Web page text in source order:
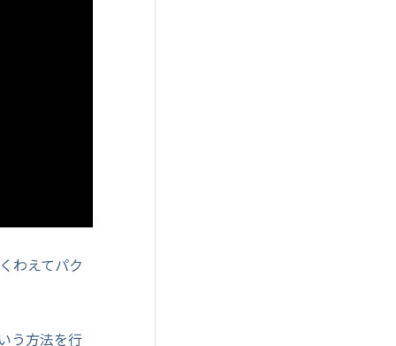
わえてパク
う方法を行